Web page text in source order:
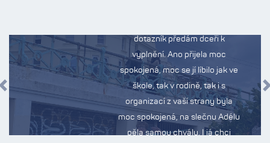
dotazník předám dceři k
vyplnění. Ano přijela moc
spokojená, moc se jí líbilo jak ve
škole, tak v rodině, tak i s
organizací z vaší strany byla
moc spokojená, na slečnu Adélu
pěla samou chválu. I já chci
Předchozí